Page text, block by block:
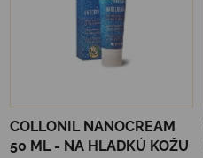
COLLONIL NANOCREAM
50 ML - NA HLADKÚ KOŽU